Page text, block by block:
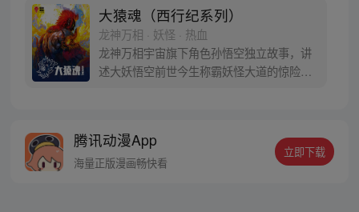
变得美好….随着阴谋慢慢揭露，暗魂四起,
为了让“永恒之火”重新归位，小狼妖白狼不
辞万难，找到唐三藏大法师，和他一起重新
寻回徒弟们，组成全新“西行小队”，再度踏
上西行之旅……
大猿魂（西行纪系列）
龙神万相 · 妖怪 · 热血
龙神万相宇宙旗下角色孙悟空独立故事，讲
述大妖悟空前世今生称霸妖怪大道的惊险历
人…六十年后，他再次破石而出，背负着守
护族人的希望和信念打败了妖怪大道的霸
腾讯动漫App
海量正版漫画畅快看
立即下载